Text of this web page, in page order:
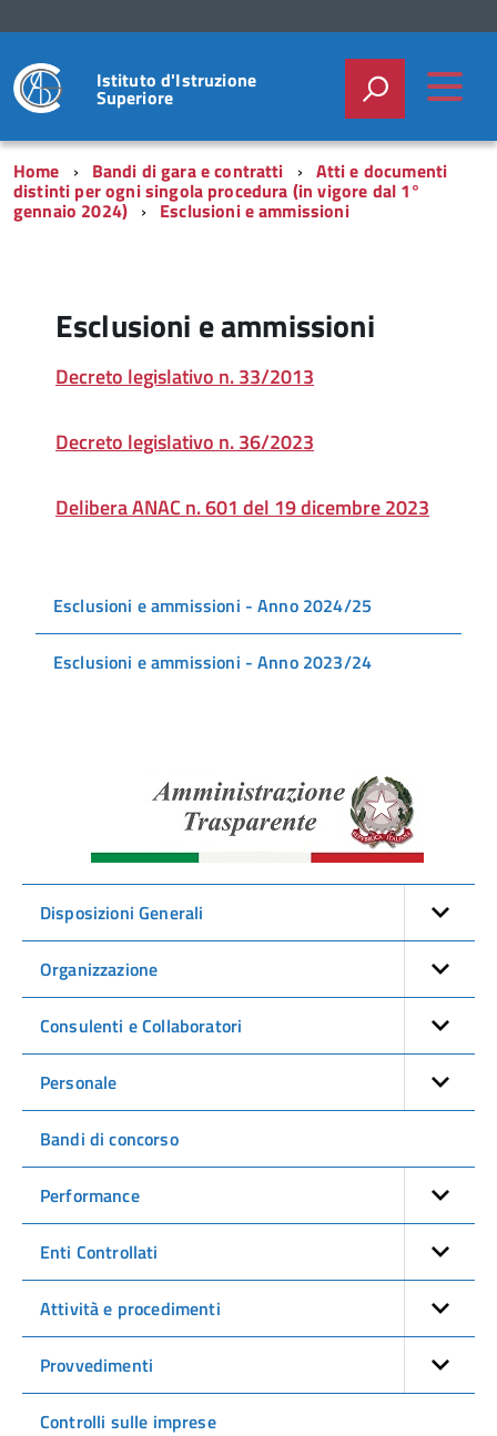
Istituto d'Istruzione
Superiore
Home Bandi di gara e contratti Atti e documenti
distinti per ogni singola procedura (in vigore dal 1°
gennaio 2024) Esclusioni e ammissioni
Esclusioni e ammissioni
Decreto legislativo n. 33/2013
Decreto legislativo n. 36/2023
Delibera ANAC n. 601 del 19 dicembre 2023
Esclusioni e ammissioni - Anno 2024/25
Esclusioni e ammissioni - Anno 2023/24
Disposizioni Generali
Organizzazione
Consulenti e Collaboratori
Personale
Bandi di concorso
Performance
Enti Controllati
Attività e procedimenti
Provvedimenti
Controlli sulle imprese